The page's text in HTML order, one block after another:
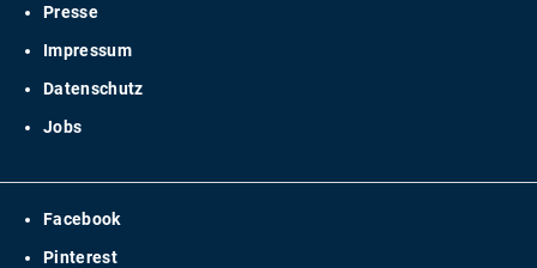
Presse
Impressum
Datenschutz
Jobs
Facebook
Pinterest